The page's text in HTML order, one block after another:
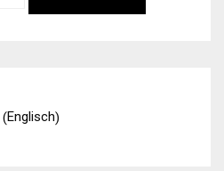
(Englisch)